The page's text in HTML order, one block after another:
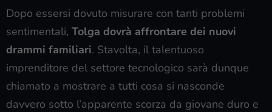
Dopo essersi dovuto misurare con tanti problemi
sentimentali, Tolga dovrà affrontare dei nuovi
drammi familiari. Stavolta, il talentuoso
imprenditore del settore tecnologico sarà dunque
chiamato a mostrare a tutti cosa si nasconde
davvero sotto l’apparente scorza da giovane duro e